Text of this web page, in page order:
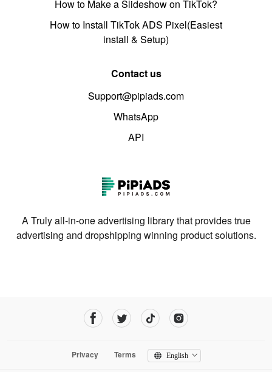
How to Make a Slideshow on TikTok?
How to Install TikTok ADS Pixel(Easiest
install & Setup)
Contact us
Support@pipiads.com
WhatsApp
API
A Truly all-in-one advertising library that provides true
advertising and dropshipping winning product solutions.
Privacy Terms English